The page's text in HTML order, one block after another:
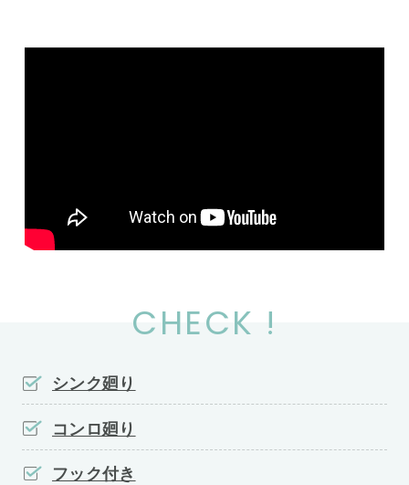
CHECK !
シンク廻り
コンロ廻り
フック付き